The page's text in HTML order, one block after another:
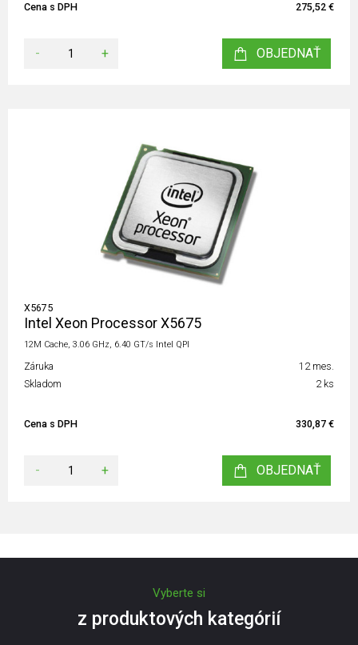
Cena s DPH 275,52 €
- + OBJEDNAŤ
X5675
Intel Xeon Processor X5675
12M Cache, 3.06 GHz, 6.40 GT/s Intel QPI
Záruka
12 mes.
Skladom
2 ks
Cena s DPH 330,87 €
- + OBJEDNAŤ
Vyberte si
z produktových kategórií